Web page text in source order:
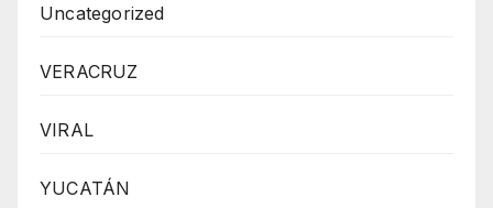
Uncategorized
VERACRUZ
VIRAL
YUCATÁN